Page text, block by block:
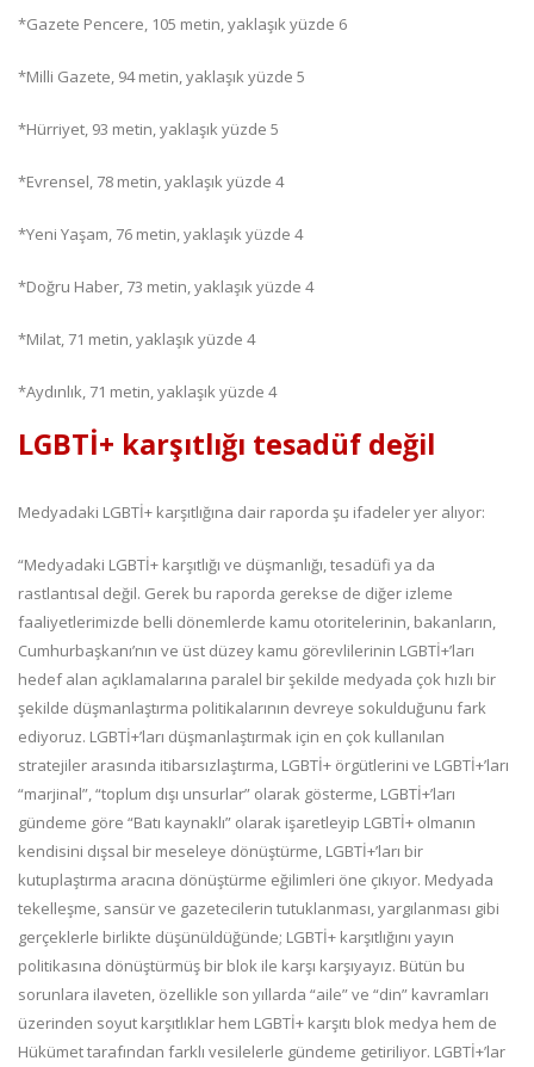
*Gazete Pencere, 105 metin, yaklaşık yüzde 6
*Milli Gazete, 94 metin, yaklaşık yüzde 5
*Hürriyet, 93 metin, yaklaşık yüzde 5
*Evrensel, 78 metin, yaklaşık yüzde 4
*Yeni Yaşam, 76 metin, yaklaşık yüzde 4
*Doğru Haber, 73 metin, yaklaşık yüzde 4
*Milat, 71 metin, yaklaşık yüzde 4
*Aydınlık, 71 metin, yaklaşık yüzde 4
LGBTİ+ karşıtlığı tesadüf değil
Medyadaki LGBTİ+ karşıtlığına dair raporda şu ifadeler yer alıyor:
“Medyadaki LGBTİ+ karşıtlığı ve düşmanlığı, tesadüfi ya da
rastlantısal değil. Gerek bu raporda gerekse de diğer izleme
faaliyetlerimizde belli dönemlerde kamu otoritelerinin, bakanların,
Cumhurbaşkanı’nın ve üst düzey kamu görevlilerinin LGBTİ+’ları
hedef alan açıklamalarına paralel bir şekilde medyada çok hızlı bir
şekilde düşmanlaştırma politikalarının devreye sokulduğunu fark
ediyoruz. LGBTİ+’ları düşmanlaştırmak için en çok kullanılan
stratejiler arasında itibarsızlaştırma, LGBTİ+ örgütlerini ve LGBTİ+’ları
“marjinal”, “toplum dışı unsurlar” olarak gösterme, LGBTİ+’ları
gündeme göre “Batı kaynaklı” olarak işaretleyip LGBTİ+ olmanın
kendisini dışsal bir meseleye dönüştürme, LGBTİ+’ları bir
kutuplaştırma aracına dönüştürme eğilimleri öne çıkıyor. Medyada
tekelleşme, sansür ve gazetecilerin tutuklanması, yargılanması gibi
gerçeklerle birlikte düşünüldüğünde; LGBTİ+ karşıtlığını yayın
politikasına dönüştürmüş bir blok ile karşı karşıyayız. Bütün bu
sorunlara ilaveten, özellikle son yıllarda “aile” ve “din” kavramları
üzerinden soyut karşıtlıklar hem LGBTİ+ karşıtı blok medya hem de
Hükümet tarafından farklı vesilelerle gündeme getiriliyor. LGBTİ+’lar